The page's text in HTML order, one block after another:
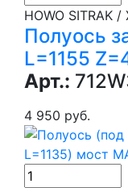
HOWO SITRAK
Полуось
L=1155
Арт.:
4 950 руб.